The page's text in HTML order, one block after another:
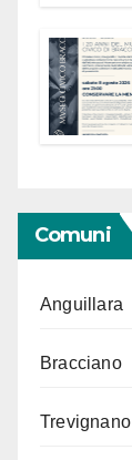
Comuni
Anguillara
Bracciano
Trevignano